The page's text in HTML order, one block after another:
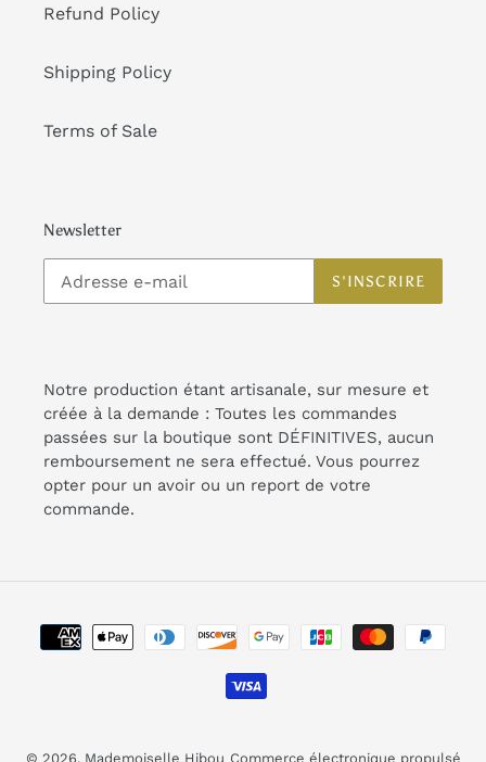
Refund Policy
Shipping Policy
Terms of Sale
Newsletter
S'INSCRIRE
Notre production étant artisanale, sur mesure et
créée à la demande : Toutes les commandes
passées sur la boutique sont DÉFINITIVES, aucun
remboursement ne sera effectué. Vous pourrez
opter pour un avoir ou un report de votre
commande.
Moyens
de
paiement
© 2026, Mademoiselle Hibou Commerce électronique propulsé